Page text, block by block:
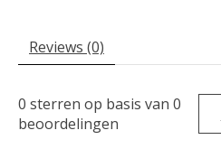
Reviews (0)
0 sterren op basis van 0
beoordelingen